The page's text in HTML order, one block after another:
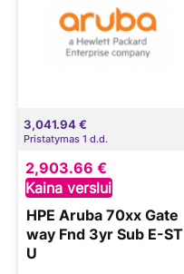
3,041.94 €
Pristatymas 1 d.d.
2,903.66 €
Kaina verslui
HPE Aruba 70xx Gate
way Fnd 3yr Sub E-ST
U